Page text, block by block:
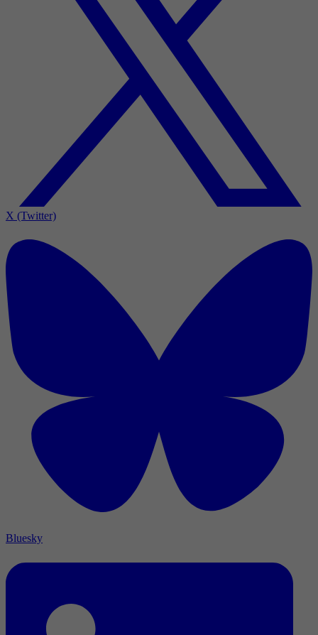
X (Twitter)
Bluesky